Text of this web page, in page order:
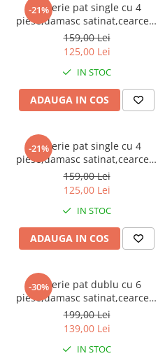
-21%
Lenjerie pat single cu 4
piese,damasc satinat,cearceaf
normal 155x210cm,cearceaf
pilota 155x200cm,2 fete de
perna 50x70cm-A1364
159,00 Lei
125,00 Lei
IN STOC
ADAUGA IN COS
-21%
Lenjerie pat single cu 4
piese,damasc satinat,cearceaf
normal 155x210cm,cearceaf
pilota 155x200cm,2 fete de
perna 50x70cm-A1367
159,00 Lei
125,00 Lei
IN STOC
ADAUGA IN COS
-30%
Lenjerie pat dublu cu 6
piese,damasc satinat,cearceaf
cu elastic,dungi 1cm,crem-
A1391
199,00 Lei
139,00 Lei
IN STOC